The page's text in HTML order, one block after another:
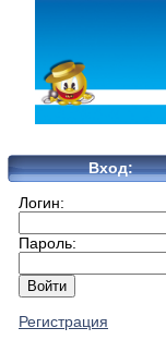
Вход:
Логин:
Пароль:
Регистрация